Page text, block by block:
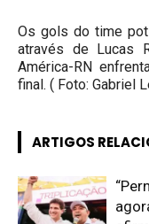
Os gols do time
através de Lucas
América-RN
final. ( Foto: Gabriel
ARTIGOS